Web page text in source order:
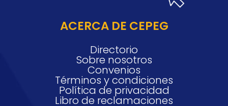
ACERCA DE CEPEG
Directorio
Sobre nosotros
Convenios
Términos y condiciones
Política de privacidad
Libro de reclamaciones